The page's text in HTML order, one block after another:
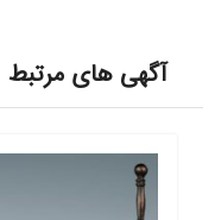
آگهی های مرتبط